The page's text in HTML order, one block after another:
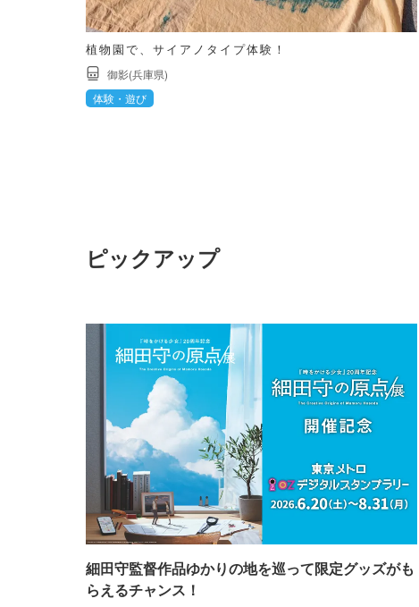
植物園で、サイアノタイプ体験！
御影(兵庫県)
体験・遊び
ピックアップ
細田守監督作品ゆかりの地を巡って限定グッズがも
らえるチャンス！